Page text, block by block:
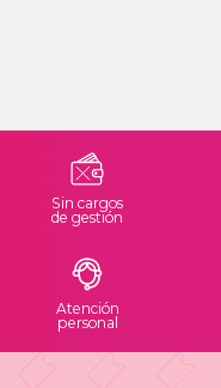
Sin cargos
de gestión
Atención
personal